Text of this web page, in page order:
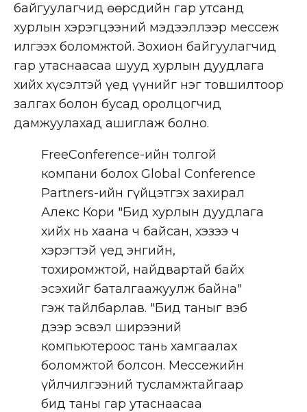
байгуулагчид өөрсдийн гар утсанд
хурлын хэрэгцээний мэдээллээр мессеж
илгээх боломжтой. Зохион байгуулагчид
гар утаснаасаа шууд хурлын дуудлага
хийх хүсэлтэй үед үүнийг нэг товшилтоор
залгах болон бусад оролцогчид
дамжуулахад ашиглаж болно.
FreeConference-ийн толгой
компани болох Global Conference
Partners-ийн гүйцэтгэх захирал
Алекс Кори "Бид хурлын дуудлага
хийх нь хаана ч байсан, хэзээ ч
хэрэгтэй үед энгийн,
тохиромжтой, найдвартай байх
эсэхийг баталгаажуулж байна"
гэж тайлбарлав. "Бид таныг вэб
дээр эсвэл ширээний
компьютероос тань хамгаалах
боломжтой болсон. Мессежийн
үйлчилгээний тусламжтайгаар
бид таны гар утаснаасаа